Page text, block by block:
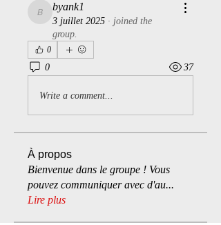
byank1
byank1
3 juillet 2025 · joined the
group.
0
0 37
Write a comment...
À propos
Bienvenue dans le groupe ! Vous
pouvez communiquer avec d'au...
Lire plus